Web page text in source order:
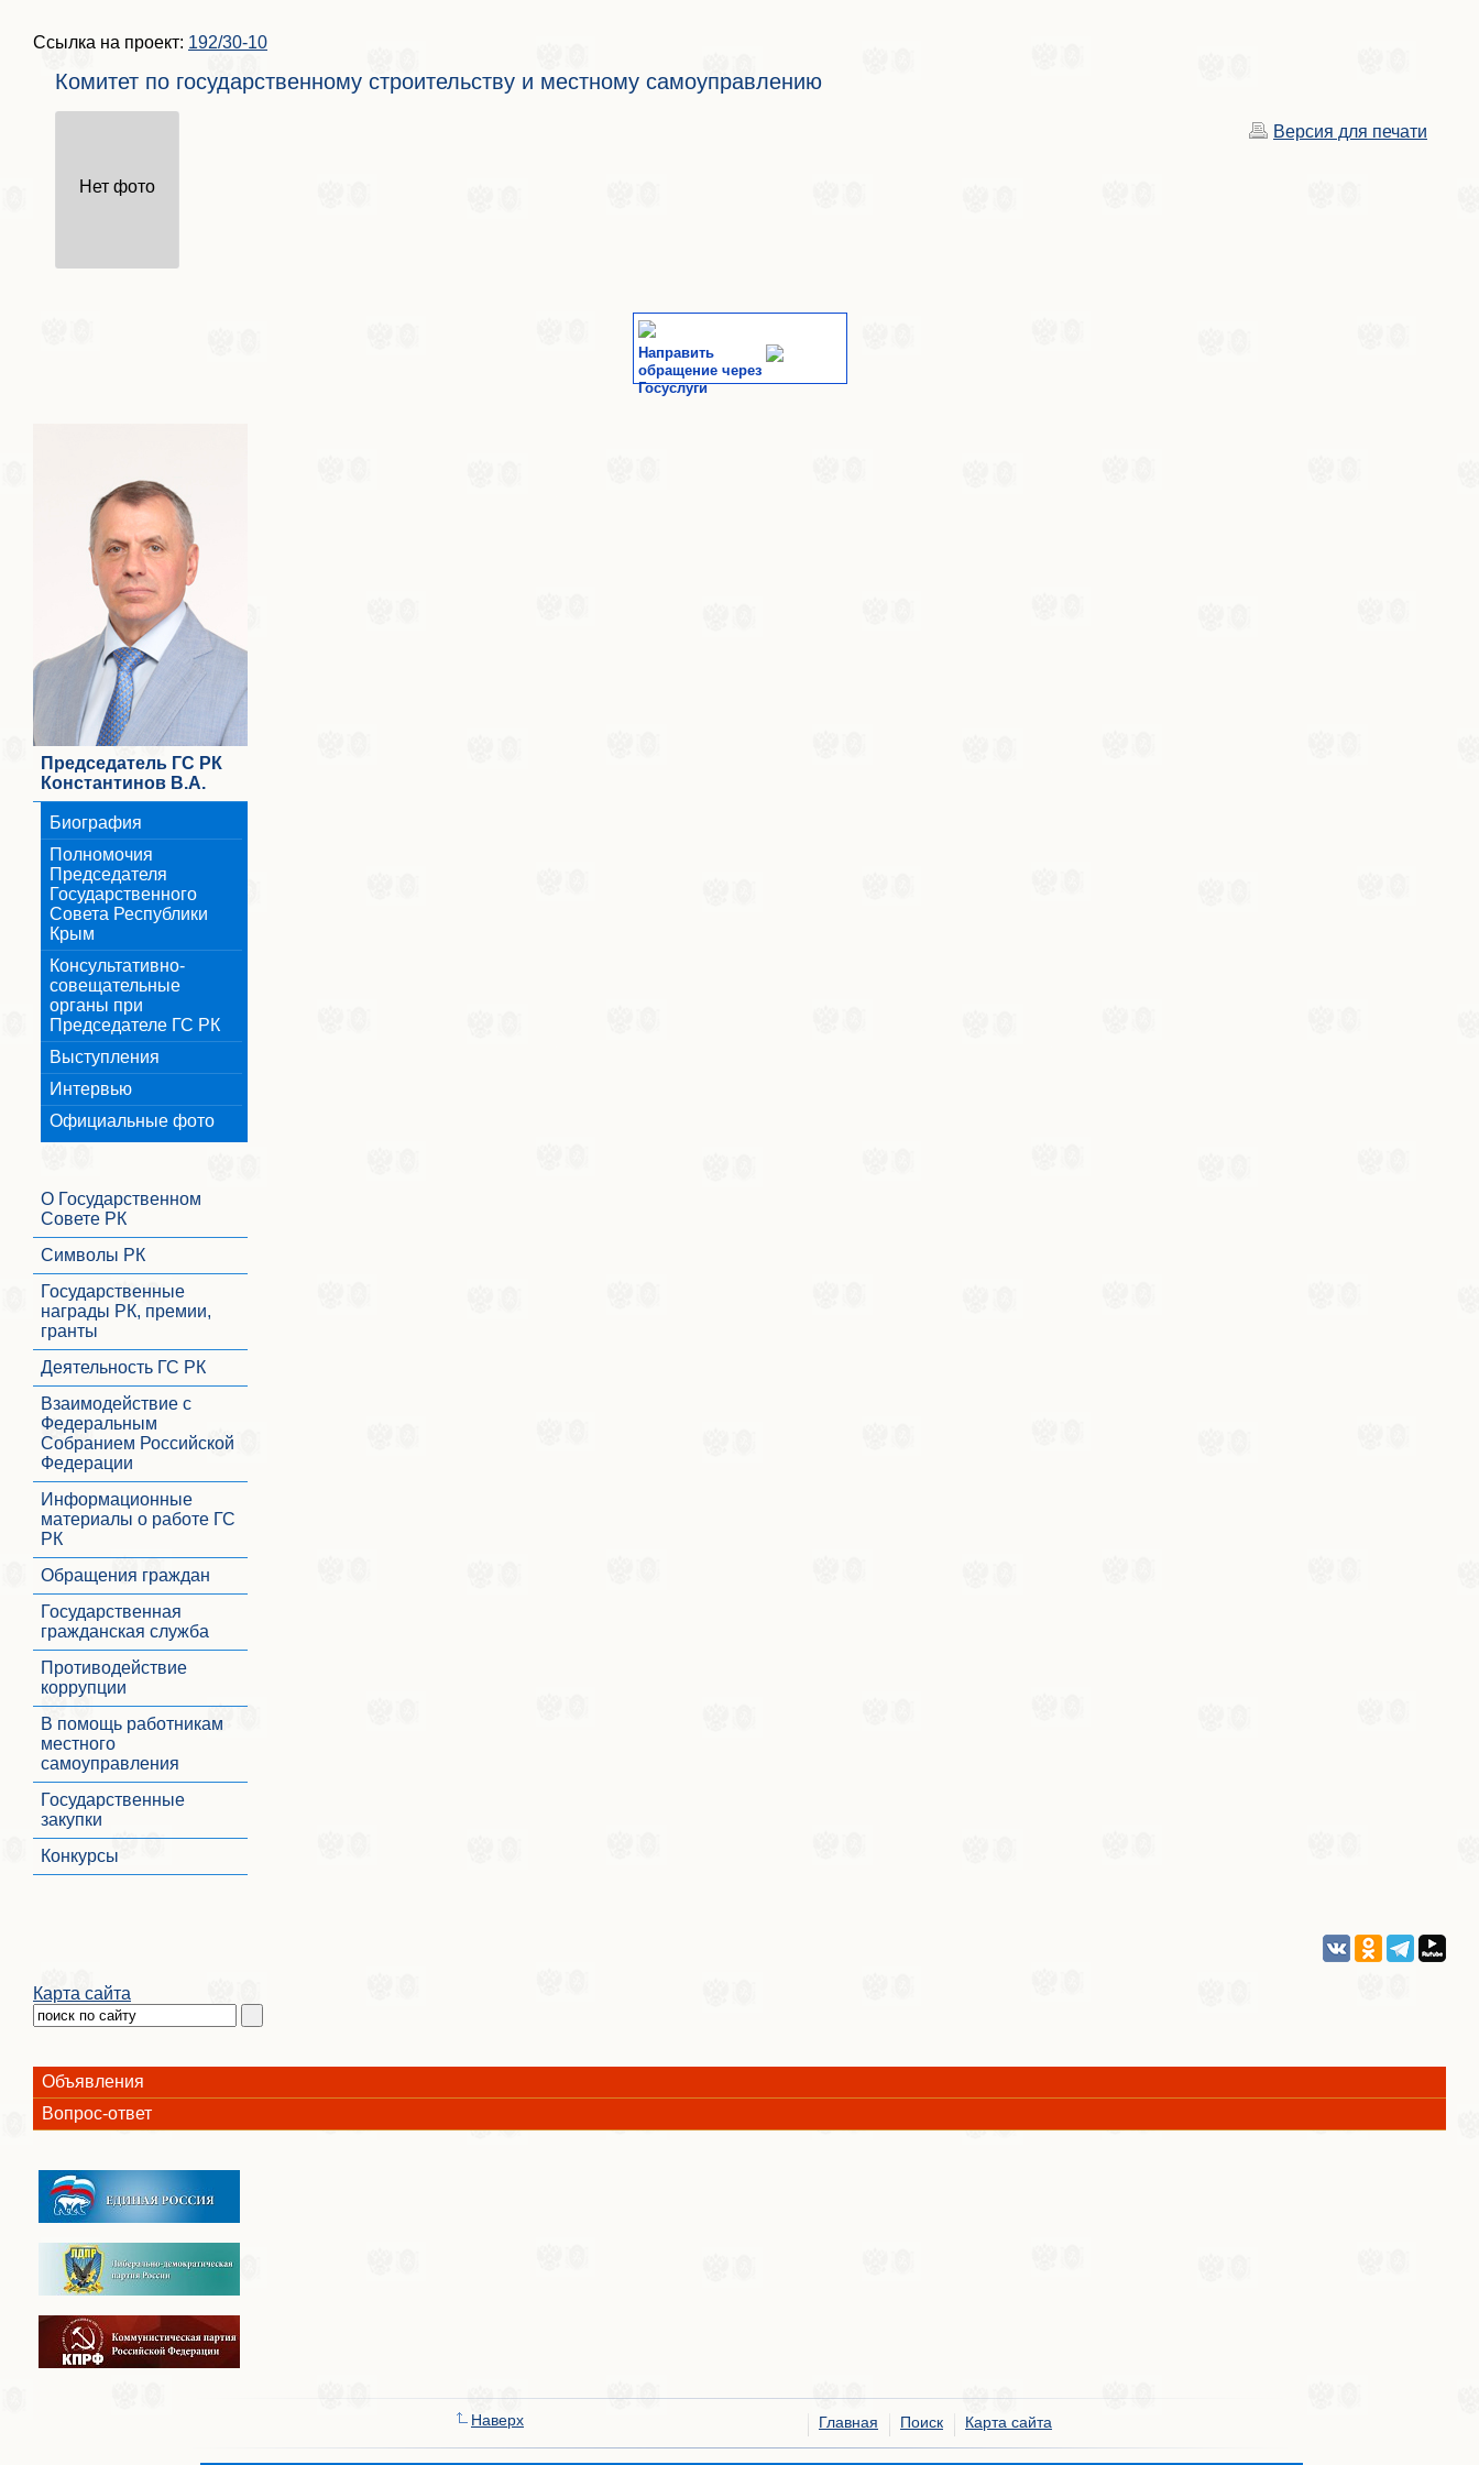
Ссылка на проект: 192/30-10
Комитет по государственному строительству и местному самоуправлению
Нет фото
Версия для печати
Направить
обращение через
Госуслуги
Председатель ГС РК
Константинов В.А.
Биография
Полномочия
Председателя
Государственного
Совета Республики
Крым
Консультативно-
совещательные
органы при
Председателе ГС РК
Выступления
Интервью
Официальные фото
О Государственном
Совете РК
Символы РК
Государственные
награды РК, премии,
гранты
Деятельность ГС РК
Взаимодействие с
Федеральным
Собранием Российской
Федерации
Информационные
материалы о работе ГС
РК
Обращения граждан
Государственная
гражданская служба
Противодействие
коррупции
В помощь работникам
местного
самоуправления
Государственные
закупки
Конкурсы
Карта сайта
Объявления
Вопрос-ответ
Наверх Главная Поиск Карта сайта